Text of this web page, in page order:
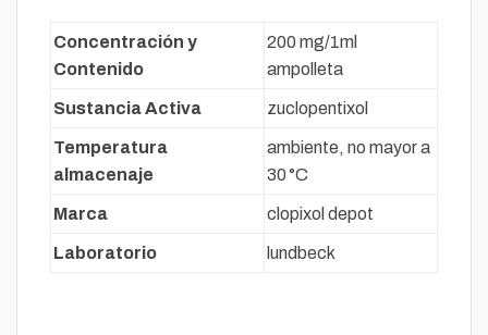
Concentración y
Contenido
200 mg/1ml
ampolleta
Sustancia Activa zuclopentixol
Temperatura
almacenaje
ambiente, no mayor a
30 °C
Marca clopixol depot
Laboratorio lundbeck